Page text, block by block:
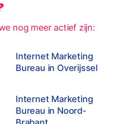
nog meer actief zijn:
Internet Marketing
Bureau in Overijssel
Internet Marketing
Bureau in Noord-